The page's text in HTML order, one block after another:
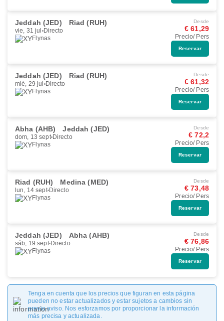
Jeddah (JED) Riad (RUH)
vie, 31 jul Directo
Flynas
Desde
€ 61,29
Precio/ Pers
Reservar
Jeddah (JED) Riad (RUH)
mié, 29 jul Directo
Flynas
Desde
€ 61,32
Precio/ Pers
Reservar
Abha (AHB) Jeddah (JED)
dom, 13 sept Directo
Flynas
Desde
€ 72,2
Precio/ Pers
Reservar
Riad (RUH) Medina (MED)
lun, 14 sept Directo
Flynas
Desde
€ 73,48
Precio/ Pers
Reservar
Jeddah (JED) Abha (AHB)
sáb, 19 sept Directo
Flynas
Desde
€ 76,86
Precio/ Pers
Reservar
Tenga en cuenta que los precios que figuran en esta página
pueden no estar actualizados y estar sujetos a cambios sin
previo aviso. Nos esforzamos por proporcionar la información
más precisa y actualizada.